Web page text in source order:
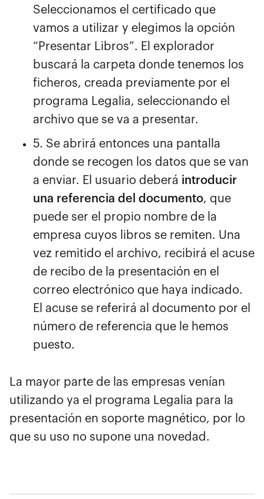
Seleccionamos el certificado que
vamos a utilizar y elegimos la opción
“Presentar Libros”. El explorador
buscará la carpeta donde tenemos los
ficheros, creada previamente por el
programa Legalia, seleccionando el
archivo que se va a presentar.
5. Se abrirá entonces una pantalla
donde se recogen los datos que se van
a enviar. El usuario deberá introducir
una referencia del documento, que
puede ser el propio nombre de la
empresa cuyos libros se remiten. Una
vez remitido el archivo, recibirá el acuse
de recibo de la presentación en el
correo electrónico que haya indicado.
El acuse se referirá al documento por el
número de referencia que le hemos
puesto.
La mayor parte de las empresas venían
utilizando ya el programa Legalia para la
presentación en soporte magnético, por lo
que su uso no supone una novedad.